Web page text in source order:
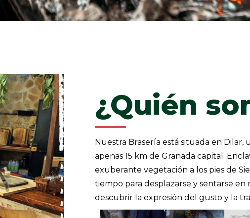
¿Quién
Nuestra Brasería está situada en
apenas 15 km de Granada capital.
exuberante vegetación a los pies de
tiempo para desplazarse y sentarse
descubrir la expresión del gusto y la